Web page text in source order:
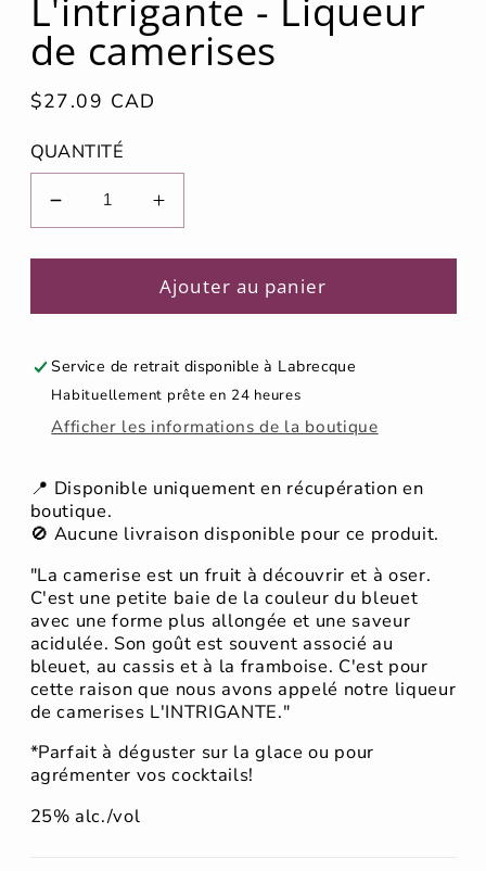
L'intrigante - Liqueur
de camerises
Prix
$27.09 CAD
QUANTITÉ
Réduire
la
quantité
L&#39;intrigante
Liqueur
de
Augmenter
la
quantité
de
L&#39;intrigante
Liqueur
de
camerises
Ajouter au panier
Service de retrait disponible à Labrecque
Habituellement prête en 24 heures
Afficher les informations de la boutique
📍 Disponible uniquement en récupération en
boutique.
🚫 Aucune livraison disponible pour ce produit.
"La camerise est un fruit à découvrir et à oser.
C'est une petite baie de la couleur du bleuet
avec une forme plus allongée et une saveur
acidulée. Son goût est souvent associé au
bleuet, au cassis et à la framboise. C'est pour
cette raison que nous avons appelé notre liqueur
de camerises L'INTRIGANTE."
*Parfait à déguster sur la glace ou pour
agrémenter vos cocktails!
25% alc./vol